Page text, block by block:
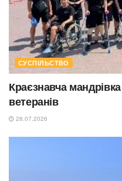
СУСПІЛЬСТВО
Краєзнавча
ветеранів
28.07.2026